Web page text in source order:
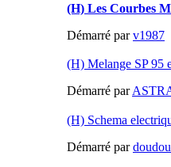
(H) Les Courbes
Démarré parv1987
(H) Melange SP 95
Démarré par
(H) Schema
Démarré par